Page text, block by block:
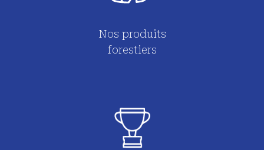
Nos produits
forestiers